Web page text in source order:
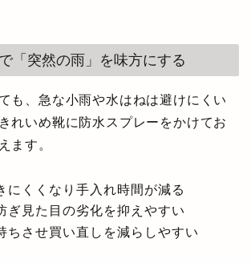
「突然の雨」を味方にする
も、急な小雨や水はねは避けにくい
れいめ靴に防水スプレーをかけてお
ます。
にくくなり手入れ時間が減る
ぎ見た目の劣化を抑えやすい
ちさせ買い直しを減らしやすい